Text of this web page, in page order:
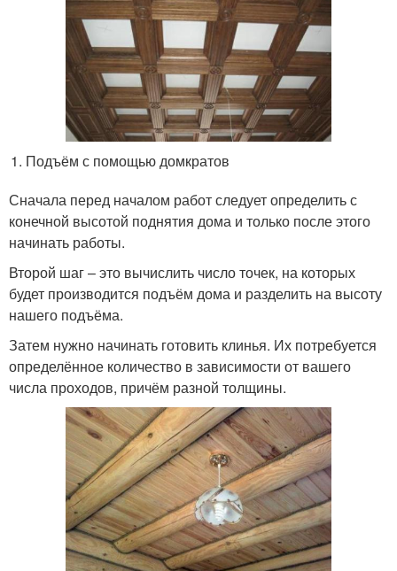
Подъём с помощью домкратов
Сначала перед началом работ следует определить с
конечной высотой поднятия дома и только после этого
начинать работы.
Второй шаг – это вычислить число точек, на которых
будет производится подъём дома и разделить на высоту
нашего подъёма.
Затем нужно начинать готовить клинья. Их потребуется
определённое количество в зависимости от вашего
числа проходов, причём разной толщины.